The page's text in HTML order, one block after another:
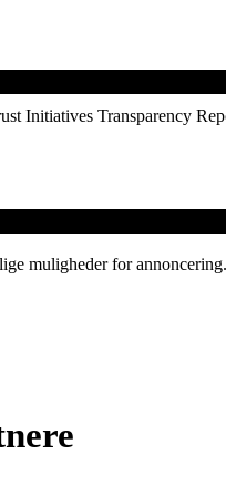
Initiatives Transparency
muligheder for annoncering.